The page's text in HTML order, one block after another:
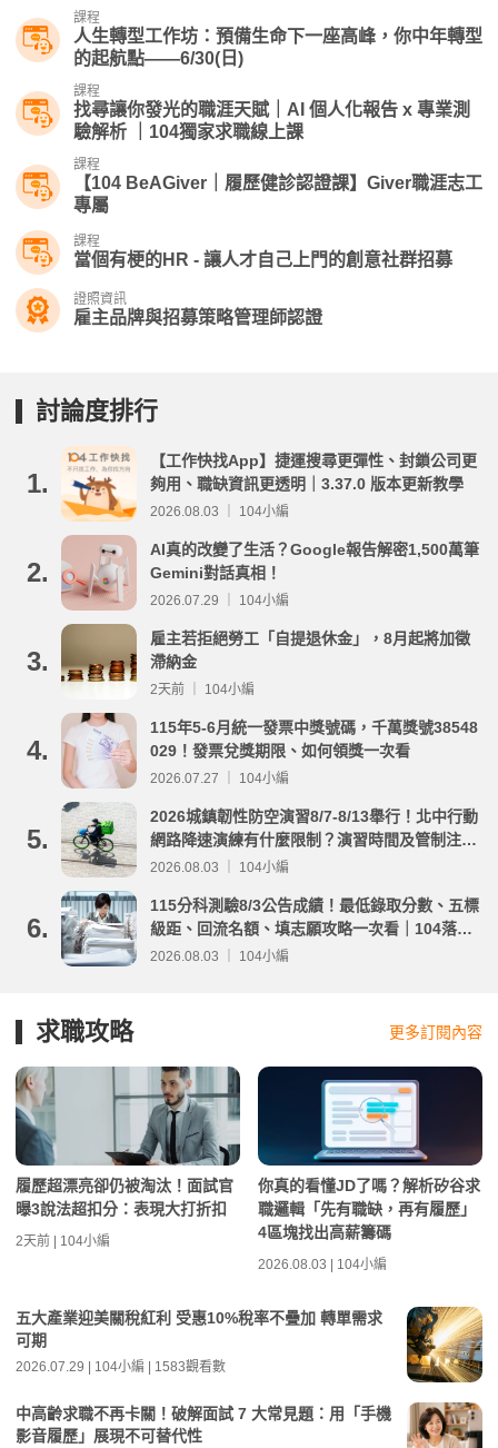
課程
人生轉型工作坊：預備生命下一座高峰，你中年轉型
的起航點——6/30(日)
課程
找尋讓你發光的職涯天賦｜AI 個人化報告 x 專業測
驗解析 ｜104獨家求職線上課
課程
【104 BeAGiver｜履歷健診認證課】Giver職涯志工
專屬
課程
當個有梗的HR - 讓人才自己上門的創意社群招募
證照資訊
雇主品牌與招募策略管理師認證
討論度排行
1.
【工作快找App】捷運搜尋更彈性、封鎖公司更
夠用、職缺資訊更透明｜3.37.0 版本更新教學
2026.08.03 ｜ 104小編
2.
AI真的改變了生活？Google報告解密1,500萬筆
Gemini對話真相！
2026.07.29 ｜ 104小編
3.
雇主若拒絕勞工「自提退休金」，8月起將加徵
滯納金
2天前 ｜ 104小編
4.
115年5-6月統一發票中獎號碼，千萬獎號38548
029！發票兌獎期限、如何領獎一次看
2026.07.27 ｜ 104小編
5.
2026城鎮韌性防空演習8/7-8/13舉行！北中行動
網路降速演練有什麼限制？演習時間及管制注意
事項整理
2026.08.03 ｜ 104小編
6.
115分科測驗8/3公告成績！最低錄取分數、五標
級距、回流名額、填志願攻略一次看｜104落點
分析
2026.08.03 ｜ 104小編
求職攻略 更多訂閱內容
履歷超漂亮卻仍被淘汰！面試官
曝3說法超扣分：表現大打折扣
2天前 | 104小編
你真的看懂JD了嗎？解析矽谷求
職邏輯「先有職缺，再有履歷」
4區塊找出高薪籌碼
2026.08.03 | 104小編
五大產業迎美關稅紅利 受惠10%稅率不疊加 轉單需求
可期
2026.07.29 | 104小編 | 1583觀看數
中高齡求職不再卡關！破解面試 7 大常見題：用「手機
影音履歷」展現不可替代性